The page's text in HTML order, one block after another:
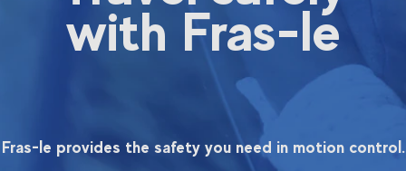
with Fras-le
Fras-le provides the safety you need in motion control.